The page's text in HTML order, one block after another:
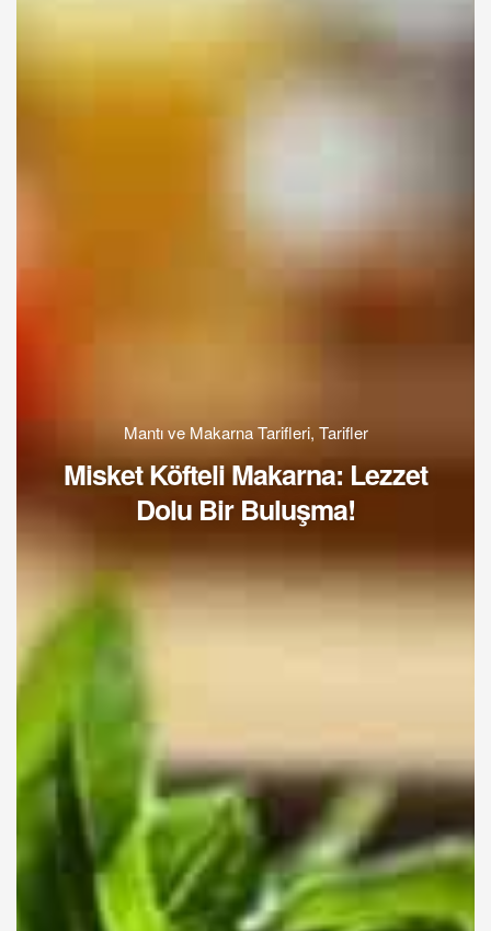
Mantı ve Makarna Tarifleri, Tarifler
Misket Köfteli Makarna: Lezzet
Dolu Bir Buluşma!